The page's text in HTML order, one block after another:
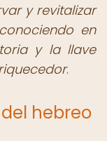
y revitalizar
en
y la llave
.
hebreo